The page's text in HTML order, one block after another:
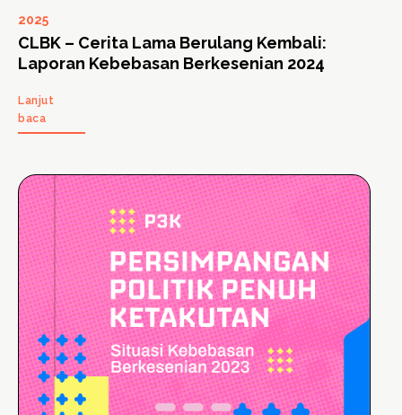
2025
CLBK – Cerita Lama Berulang Kembali:
Laporan Kebebasan Berkesenian 2024
Lanjut
baca